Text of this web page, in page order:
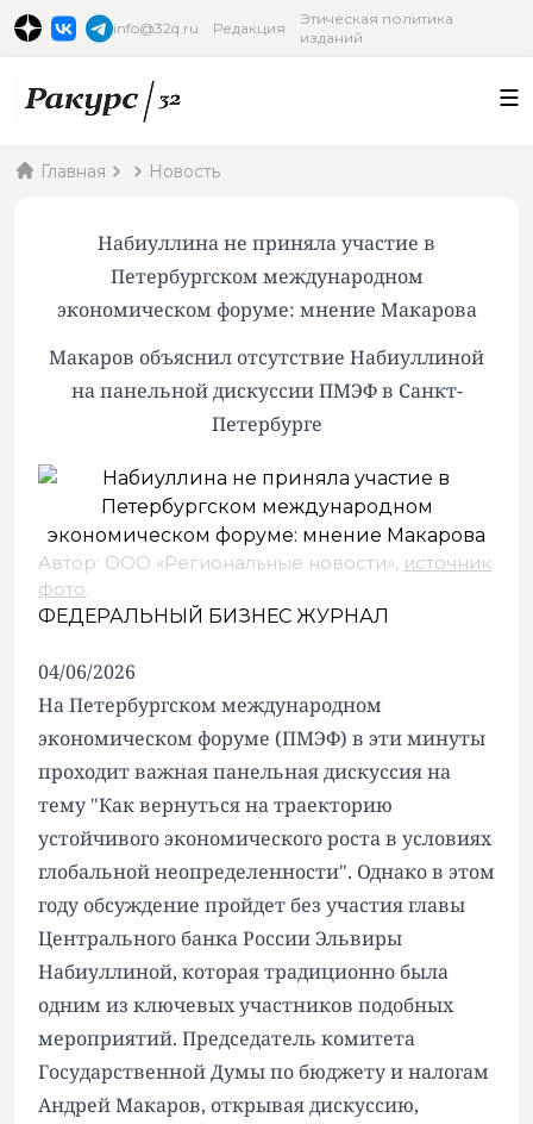
info@32q.ru Редакция
Этическая политика
изданий
Главная Новость
Набиуллина не приняла участие в
Петербургском международном
экономическом форуме: мнение Макарова
Макаров объяснил отсутствие Набиуллиной
на панельной дискуссии ПМЭФ в Санкт-
Петербурге
Автор: ООО «Региональные новости», источник
фото.
ФЕДЕРАЛЬНЫЙ БИЗНЕС ЖУРНАЛ
04/06/2026
На Петербургском международном
экономическом форуме (ПМЭФ) в эти минуты
проходит важная панельная дискуссия на
тему "Как вернуться на траекторию
устойчивого экономического роста в условиях
глобальной неопределенности". Однако в этом
году обсуждение пройдет без участия главы
Центрального банка России Эльвиры
Набиуллиной, которая традиционно была
одним из ключевых участников подобных
мероприятий. Председатель комитета
Государственной Думы по бюджету и налогам
Андрей Макаров, открывая дискуссию,